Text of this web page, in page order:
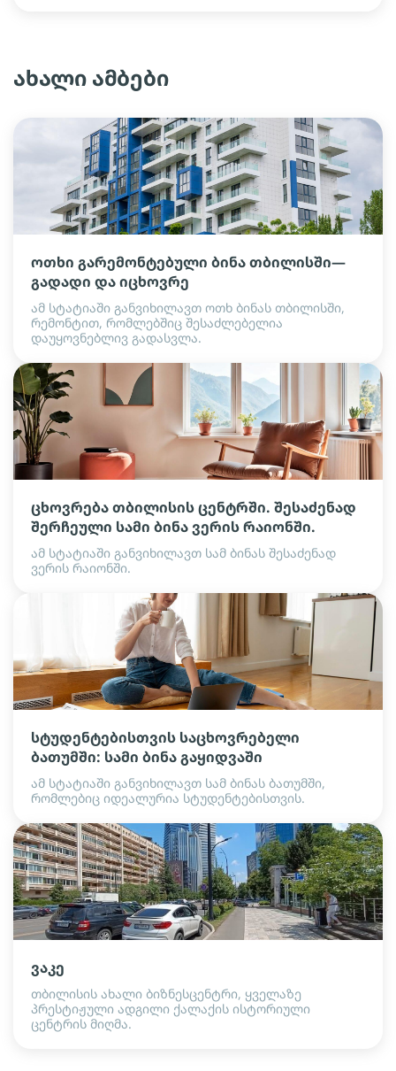
ახალი ამბები
ოთხი გარემონტებული ბინა თბილისში—
გადადი და იცხოვრე
ამ სტატიაში განვიხილავთ ოთხ ბინას თბილისში,
რემონტით, რომლებშიც შესაძლებელია
დაუყოვნებლივ გადასვლა.
ცხოვრება თბილისის ცენტრში. შესაძენად
შერჩეული სამი ბინა ვერის რაიონში.
ამ სტატიაში განვიხილავთ სამ ბინას შესაძენად
ვერის რაიონში.
სტუდენტებისთვის საცხოვრებელი
ბათუმში: სამი ბინა გაყიდვაში
ამ სტატიაში განვიხილავთ სამ ბინას ბათუმში,
რომლებიც იდეალურია სტუდენტებისთვის.
ვაკე
თბილისის ახალი ბიზნესცენტრი, ყველაზე
პრესტიჟული ადგილი ქალაქის ისტორიული
ცენტრის მიღმა.